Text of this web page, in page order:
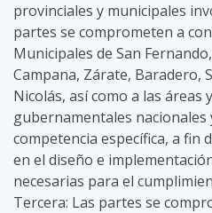
provinciales y municipales
partes se comprometen a
Municipales de San
Campana, Zárate, Baradero,
Nicolás, así como a las áreas
gubernamentales nacionales
competencia específica, a fin
en el diseño e
necesarias para el
Tercera: Las partes se